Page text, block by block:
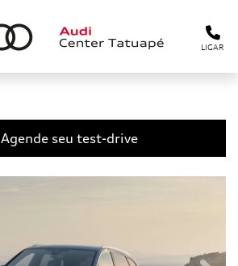
LIGAR
Agende seu test-drive